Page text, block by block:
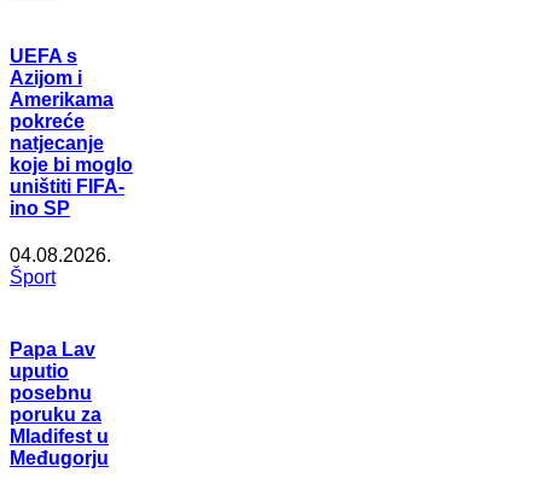
UEFA s
Azijom i
Amerikama
pokreće
natjecanje
koje bi moglo
uništiti FIFA-
ino SP
04.08.2026.
Šport
Papa Lav
uputio
posebnu
poruku za
Mladifest u
Međugorju